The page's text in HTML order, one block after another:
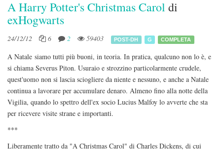
A Harry Potter's Christmas Carol di
exHogwarts
24/12/12 6 2 59403 POST-DH G COMPLETA
A Natale siamo tutti più buoni, in teoria. In pratica, qualcuno non lo è, e
si chiama Severus Piton. Usuraio e strozzino particolarmente crudele,
quest'uomo non si lascia sciogliere da niente e nessuno, e anche a Natale
continua a lavorare per accumulare denaro. Almeno fino alla notte della
Vigilia, quando lo spettro dell'ex socio Lucius Malfoy lo avverte che sta
per ricevere visite strane e importanti.
***
Liberamente tratto da "A Christmas Carol" di Charles Dickens, di cui